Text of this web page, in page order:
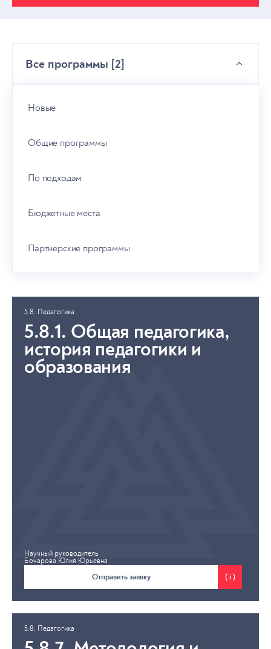
Все программы [2]
Новые
Общие программы
По подходам
Бюджетные места
Партнерские программы
5.8. Педагогика
5.8.1. Общая педагогика,
история педагогики и
образования
Научный руководитель
Бочарова Юлия Юрьевна
( i )
Отправить заявку
5.8. Педагогика